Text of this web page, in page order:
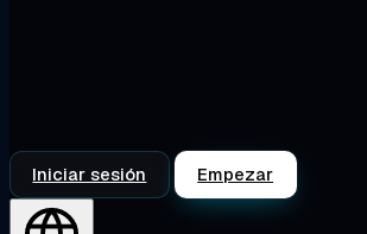
Iniciar sesión Empezar